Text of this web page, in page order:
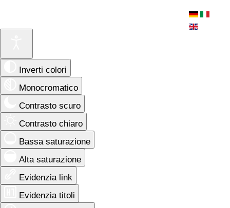
Inverti colori
Monocromatico
Contrasto scuro
Contrasto chiaro
Bassa saturazione
Alta saturazione
Evidenzia link
Evidenzia titoli